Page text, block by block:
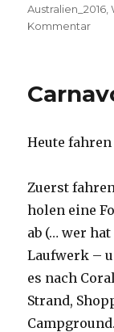
Australien_2016 ,
Kommentarzu
Heute
Zuerst
holen eine
ab (… wer
Laufwerk –
es nach
Strand,